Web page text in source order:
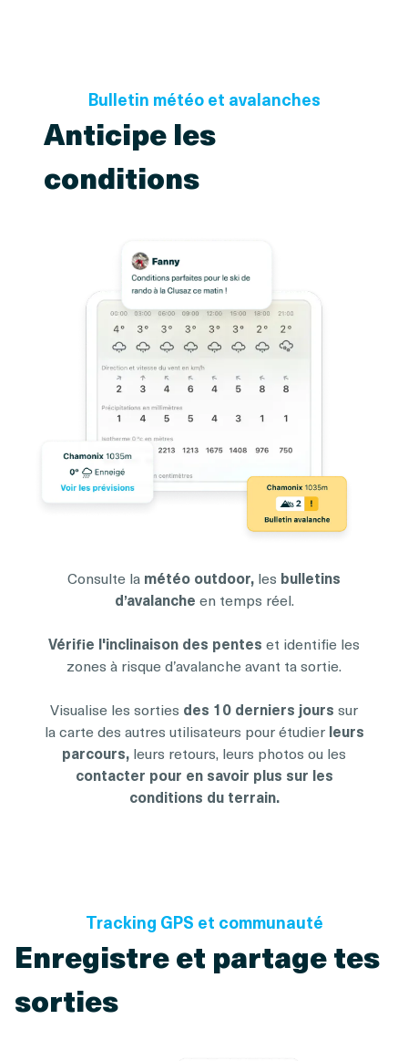
Bulletin météo et avalanches
Anticipe les
conditions
Consulte la météo outdoor, les bulletins
d’avalanche en temps réel.
Vérifie l'inclinaison des pentes et identifie les
zones à risque d’avalanche avant ta sortie.
Visualise les sorties des 10 derniers jours sur
la carte des autres utilisateurs pour étudier leurs
parcours, leurs retours, leurs photos ou les
contacter pour en savoir plus sur les
conditions du terrain.
Tracking GPS et communauté
Enregistre et partage tes
sorties